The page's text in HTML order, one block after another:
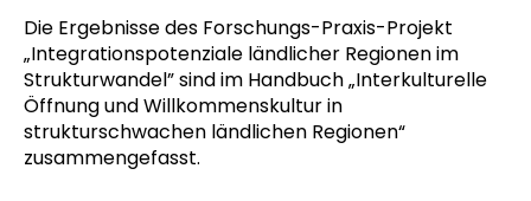
Die Ergebnisse des Forschungs-Praxis-Projekt
„Integrationspotenziale ländlicher Regionen im
Strukturwandel” sind im Handbuch „Interkulturelle
Öffnung und Willkommenskultur in
strukturschwachen ländlichen Regionen“
zusammengefasst.